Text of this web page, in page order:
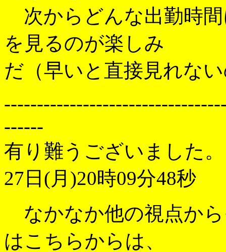
次からどんな出勤時
を見るのが楽しみ
だ（早いと直接見れな
------
有り難うございました
27日(月)20時09分48秒
なかなか他の視点か
はこちらからは、